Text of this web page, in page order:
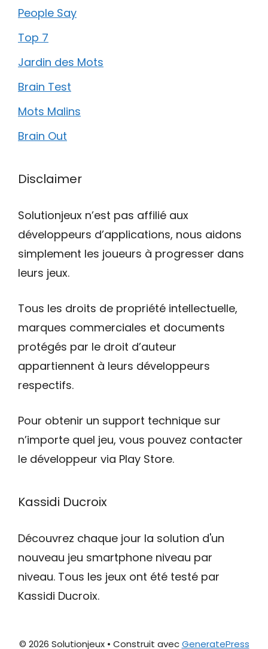
People Say
Top 7
Jardin des Mots
Brain Test
Mots Malins
Brain Out
Disclaimer
Solutionjeux n’est pas affilié aux
développeurs d’applications, nous aidons
simplement les joueurs à progresser dans
leurs jeux.
Tous les droits de propriété intellectuelle,
marques commerciales et documents
protégés par le droit d’auteur
appartiennent à leurs développeurs
respectifs.
Pour obtenir un support technique sur
n’importe quel jeu, vous pouvez contacter
le développeur via Play Store.
Kassidi Ducroix
Découvrez chaque jour la solution d'un
nouveau jeu smartphone niveau par
niveau. Tous les jeux ont été testé par
Kassidi Ducroix.
© 2026 Solutionjeux• Construit avecGeneratePress